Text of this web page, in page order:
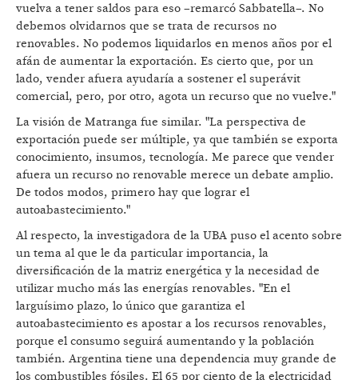
vuelva a tener saldos para eso –remarcó Sabbatella–. No
debemos olvidarnos que se trata de recursos no
renovables. No podemos liquidarlos en menos años por el
afán de aumentar la exportación. Es cierto que, por un
lado, vender afuera ayudaría a sostener el superávit
comercial, pero, por otro, agota un recurso que no vuelve."
La visión de Matranga fue similar. "La perspectiva de
exportación puede ser múltiple, ya que también se exporta
conocimiento, insumos, tecnología. Me parece que vender
afuera un recurso no renovable merece un debate amplio.
De todos modos, primero hay que lograr el
autoabastecimiento."
Al respecto, la investigadora de la UBA puso el acento sobre
un tema al que le da particular importancia, la
diversificación de la matriz energética y la necesidad de
utilizar mucho más las energías renovables. "En el
larguísimo plazo, lo único que garantiza el
autoabastecimiento es apostar a los recursos renovables,
porque el consumo seguirá aumentando y la población
también. Argentina tiene una dependencia muy grande de
los combustibles fósiles. El 65 por ciento de la electricidad